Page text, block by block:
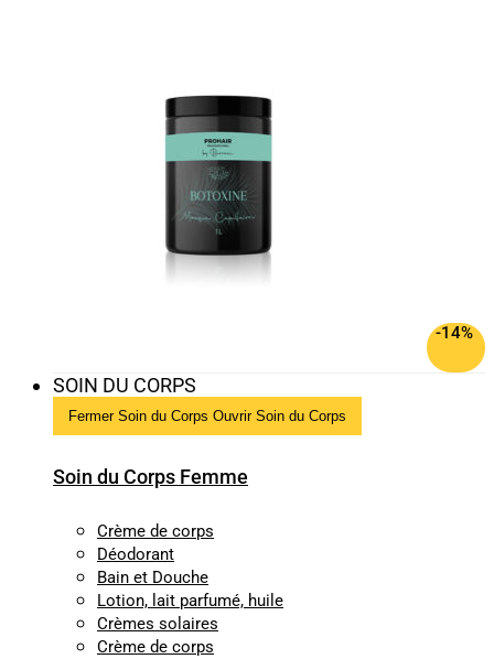
-14%
SOIN DU CORPS
Fermer Soin du Corps Ouvrir Soin du Corps
Soin du Corps Femme
Crème de corps
Déodorant
Bain et Douche
Lotion, lait parfumé, huile
Crèmes solaires
Crème de corps